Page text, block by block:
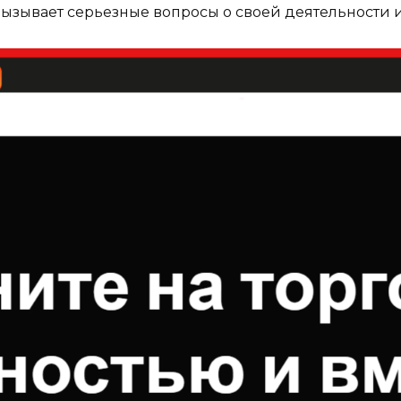
серьезные вопросы о своей деятельности